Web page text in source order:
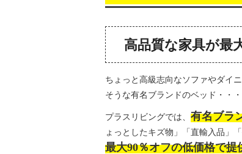
高品質な家具が最
ちょっと高級志向なソファやダイ
そうな有名ブランドのベッド・・
プラスリビングでは、 有名ブラ
ょっとしたキズ物」「直輸入品」
最大90％オフの低価格で提